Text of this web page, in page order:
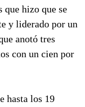
que hizo que se
y liderado por un
anotó tres
con un cien por
hasta los 19